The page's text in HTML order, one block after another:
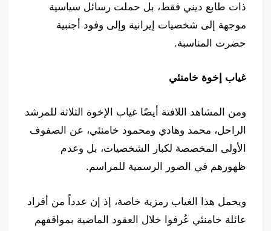
ذات طابع ديني فقط، بل حملت رسائل سياسية
موجهة إلى شخصيات إيرانية وإلى وفود أجنبية
حضرت المناسبة.
غياب إخوة خامنئي
ومن المشاهد اللافتة أيضًا غياب الإخوة الثلاثة للمرشد
الراحل، محمد وهادي ومحمود خامنئي، عن الصفوف
الأولى المخصصة لكبار الشخصيات، بل وعدم
ظهورهم في الصور الرسمية للمراسم.
ويحمل هذا الغياب رمزية خاصة، إذ إن عدداً من أفراد
عائلة خامنئي عُرفوا خلال العقود الماضية بمواقفهم